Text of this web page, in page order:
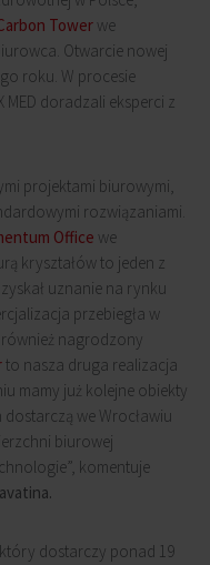
Tower we
Otwarcie nowej
roku. W procesie
doradzali eksperci z
projektami biurowymi,
rozwiązaniami.
Office we
kryształów to jeden z
uznanie na rynku
przebiegła w
również nagrodzony
to nasza druga realizacja
mamy już kolejne obiekty
we Wrocławiu
biurowej
komentuje
dostarczy ponad 19